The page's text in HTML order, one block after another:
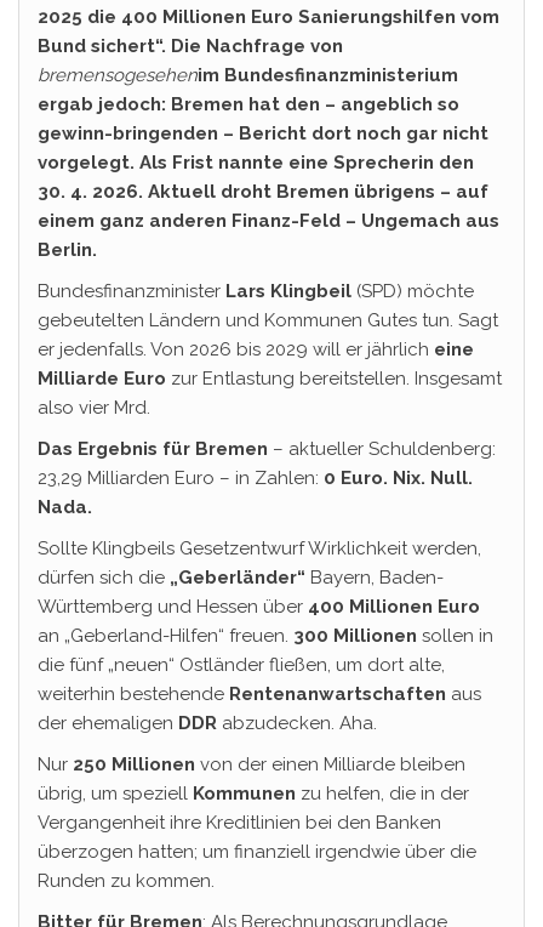
2025 die 400 Millionen Euro Sanierungshilfen vom
Bund sichert“. Die Nachfrage von
bremensogesehenim Bundesfinanzministerium
ergab jedoch: Bremen hat den – angeblich so
gewinn-bringenden – Bericht dort noch gar nicht
vorgelegt. Als Frist nannte eine Sprecherin den
30. 4. 2026. Aktuell droht Bremen übrigens – auf
einem ganz anderen Finanz-Feld – Ungemach aus
Berlin.
Bundesfinanzminister Lars Klingbeil (SPD) möchte
gebeutelten Ländern und Kommunen Gutes tun. Sagt
er jedenfalls. Von 2026 bis 2029 will er jährlich eine
Milliarde Euro zur Entlastung bereitstellen. Insgesamt
also vier Mrd.
Das Ergebnis für Bremen – aktueller Schuldenberg:
23,29 Milliarden Euro – in Zahlen: 0 Euro. Nix. Null.
Nada.
Sollte Klingbeils Gesetzentwurf Wirklichkeit werden,
dürfen sich die „Geberländer“ Bayern, Baden-
Württemberg und Hessen über 400 Millionen Euro
an „Geberland-Hilfen“ freuen. 300 Millionen sollen in
die fünf „neuen“ Ostländer fließen, um dort alte,
weiterhin bestehende Rentenanwartschaften aus
der ehemaligen DDR abzudecken. Aha.
Nur 250 Millionen von der einen Milliarde bleiben
übrig, um speziell Kommunen zu helfen, die in der
Vergangenheit ihre Kreditlinien bei den Banken
überzogen hatten; um finanziell irgendwie über die
Runden zu kommen.
Bitter für Bremen: Als Berechnungsgrundlage